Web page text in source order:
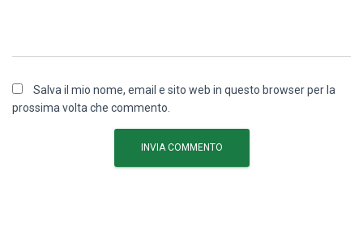
Salva il mio nome, email e sito web in questo browser per la
prossima volta che commento.